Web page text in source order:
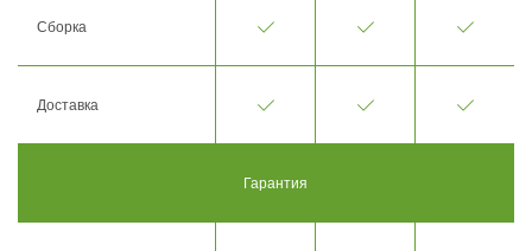
Сборка
Доставка
Гарантия